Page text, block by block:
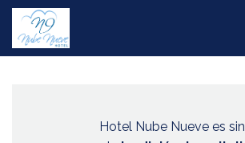
Hotel Nube Nueve es